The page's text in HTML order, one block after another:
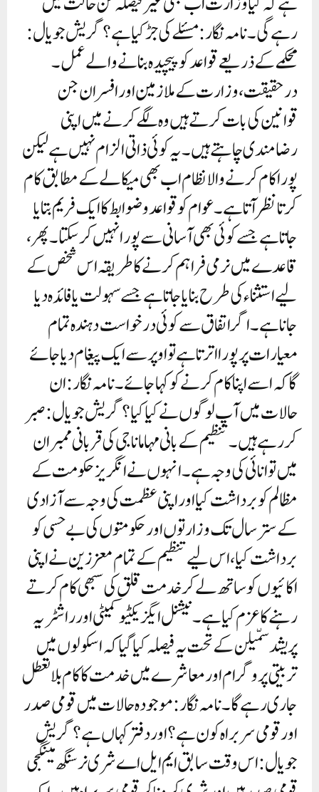
رہے گی۔نامہ نگار: مسئلے کی جڑ کیا ہے؟گریش جویال:
محکمے کے ذریعے قواعد کو پیچیدہ بنانے والے عمل۔
درحقیقت، وزارت کے ملازمین اور افسران جن
قوانین کی بات کرتے ہیں وہ لگے کرنے میں اپنی
رضامندی چاہتے ہیں ۔ یہ کوئی ذاتی الزام نہیں ہے لیکن
پورا کام کرنے والا نظام اب بھی میکالے کے مطابق کام
کرتا نظر آتا ہے۔ عوام کو قواعد و ضوابط کا ایک فریم بتایا
جاتا ہے جسے کوئی بھی آسانی سے پورا نہیں کر سکتا۔ پھر،
قاعدے میں نرمی فراہم کرنے کا طریقہ اس شخص کے
لیے استثناء کی طرح بنایا جاتا ہے جسے سہولت یا فائدہ دیا
جانا ہے۔ اگر اتفاق سے کوئی درخواست دہندہ تمام
معیارات پر پورا اترتا ہے تو اوپر سے ایک پیغام دیا جائے
گا کہ اسے اپنا کام کرنے کو کہا جائے۔نامہ نگار: ان
حالات میں آپ لوگوں نے کیا کیا؟ گریش جویال: صبر
کر رہے ہیں۔ تنظیم کے بانی مہامانا جی کی قربانی ممبران
میں توانائی کی وجہ ہے۔ انہوں نے انگریز حکومت کے
مظالم کو برداشت کیا اور اپنی عظمت کی وجہ سے آزادی
کے ستر سال تک وزارتوں اور حکومتوں کی بے حسی کو
برداشت کیا، اس لیے تنظیم کے تمام معززین نے اپنی
اکائیوں کو ساتھ لے کر خدمت قلق کی سبھی کام کرتے
رہنے کا عزم کیا ہے۔ نیشنل ایگزیکٹیو کمیٹی اور راشٹریہ
پریشد سمّیلن کے تحت یہ فیصلہ کیا گیا کہ اسکولوں میں
تربیتی پروگرام اور معاشرے میں خدمت کا کام بلا تعطل
جاری رہے گا۔نامہ نگار: موجودہ حالات میں قومی صدر
اور قومی سربراہ کون ہے؟ اور دفتر کہاں ہے؟گریش
جویال: اس وقت سابق ایم ایل اے شری نرسنگھ مینگجی